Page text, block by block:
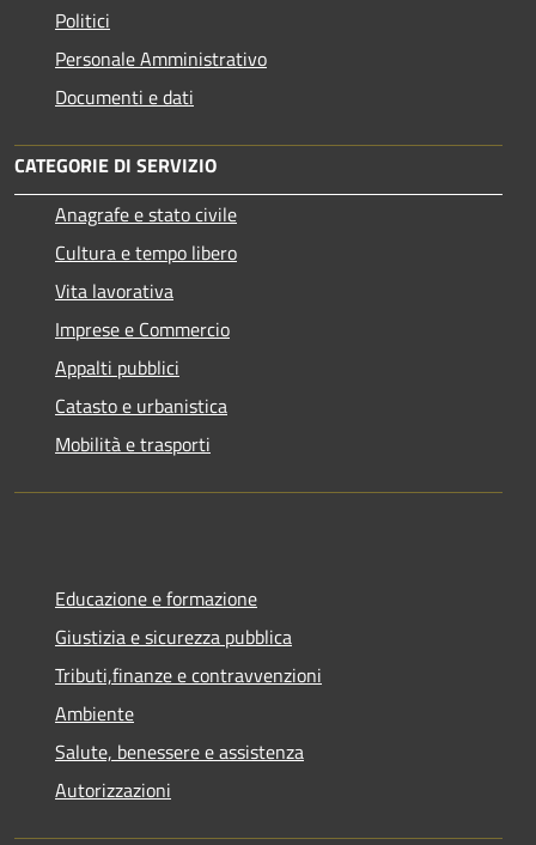
Politici
Personale Amministrativo
Documenti e dati
CATEGORIE DI SERVIZIO
Anagrafe e stato civile
Cultura e tempo libero
Vita lavorativa
Imprese e Commercio
Appalti pubblici
Catasto e urbanistica
Mobilità e trasporti
Educazione e formazione
Giustizia e sicurezza pubblica
Tributi,finanze e contravvenzioni
Ambiente
Salute, benessere e assistenza
Autorizzazioni